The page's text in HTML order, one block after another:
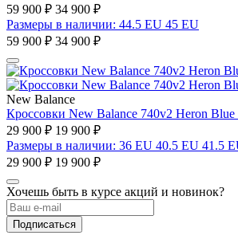
59 900 ₽ 34 900 ₽
Размеры в наличии: 44.5 EU 45 EU
59 900 ₽ 34 900 ₽
New Balance
Кроссовки New Balance 740v2 Heron
29 900 ₽ 19 900 ₽
Размеры в наличии: 36 EU 40.5 EU 41.5
29 900 ₽ 19 900 ₽
Хочешь быть в курсе акций и новинок?
Подписаться